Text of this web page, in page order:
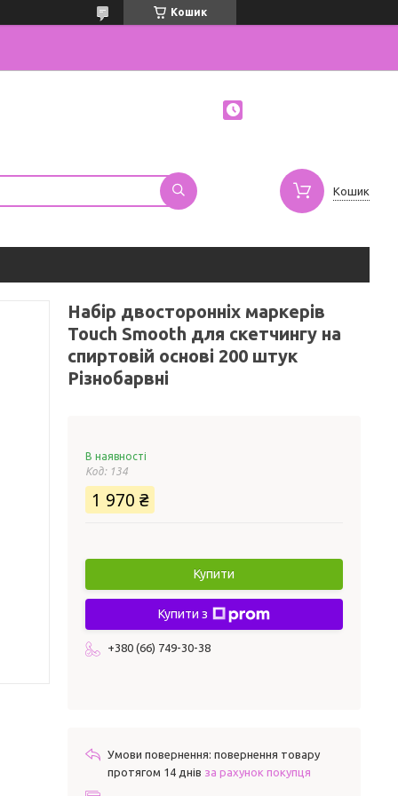
Кошик
Кошик
Набір двосторонніх маркерів
Touch Smooth для скетчингу на
спиртовій основі 200 штук
Різнобарвні
В наявності
Код: 134
1 970 ₴
Купити
Купити з
+380 (66) 749-30-38
повернення товару
протягом 14 днів за рахунок покупця